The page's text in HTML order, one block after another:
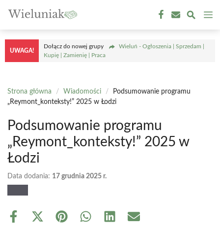
treści
UWAGA!
Dołącz do nowej grupy
Wieluń - Ogłoszenia | Sprzedam |
Kupię | Zamienię | Praca
Strona główna / Wiadomości /
Podsumowanie programu
„Reymont_konteksty!” 2025 w Łodzi
Podsumowanie programu
„Reymont_konteksty!” 2025 w
Łodzi
Data dodania: 17 grudnia 2025 r.
Share
Share Share Share Share Share